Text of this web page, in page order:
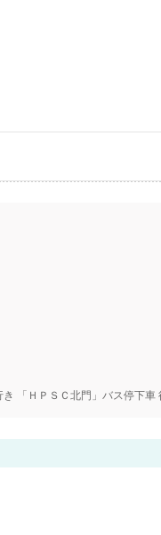
「ＨＰＳＣ北門」バス停下車